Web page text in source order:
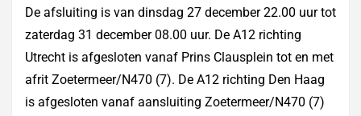
De afsluiting is van dinsdag 27 december 22.00 uur tot
zaterdag 31 december 08.00 uur. De A12 richting
Utrecht is afgesloten vanaf Prins Clausplein tot en met
afrit Zoetermeer/N470 (7). De A12 richting Den Haag
is afgesloten vanaf aansluiting Zoetermeer/N470 (7)